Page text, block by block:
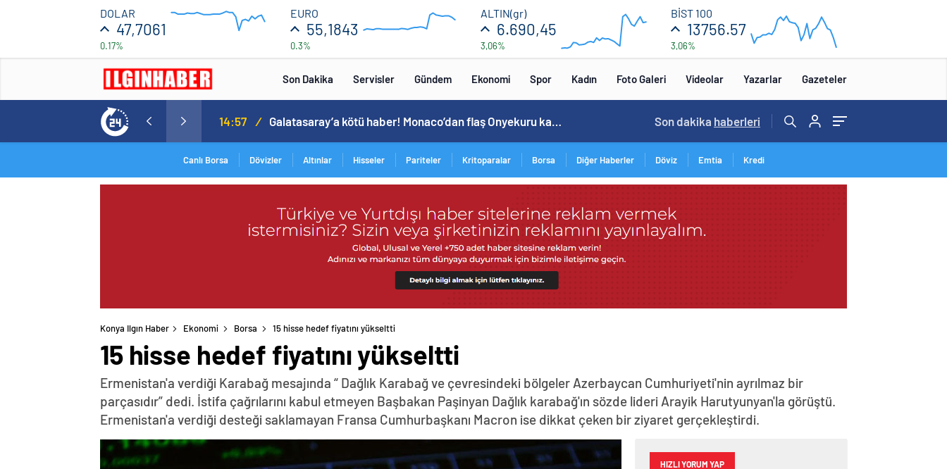
DOLAR
47,7061
0.17%
12:00
EURO
55,1843
0.3%
12:00
ALTIN(gr)
6.690,45
3,06%
12:00
BİST 100
13756.57
3,06%
12:00
Son Dakika Servisler Gündem Ekonomi Spor Kadın Foto Galeri Videolar Yazarlar Gazeteler
Cristiano Ronaldo’nun akıllara zarar tüm kariyerinin istatistiğini çıkardık ! 14:57 / Galatasaray’a kötü haber! Monaco’dan flaş Onyekuru kararı. 00:19 / Trump’tan seçim sonrası ilk mülakat
Son dakika haberleri
Canlı Borsa Dövizler Altınlar Hisseler Pariteler Kritoparalar Borsa Diğer Haberler Döviz Emtia Kredi
Konya Ilgın Haber Ekonomi Borsa 15 hisse hedef fiyatını yükseltti
15 hisse hedef fiyatını yükseltti
Ermenistan'a verdiği Karabağ mesajında “ Dağlık Karabağ ve çevresindeki bölgeler Azerbaycan Cumhuriyeti'nin ayrılmaz bir
parçasıdır” dedi. İstifa çağrılarını kabul etmeyen Başbakan Paşinyan Dağlık karabağ'ın sözde lideri Arayik Harutyunyan'la görüştü.
Ermenistan'a verdiği desteği saklamayan Fransa Cumhurbaşkanı Macron ise dikkat çeken bir ziyaret gerçekleştirdi.
HIZLI YORUM YAP